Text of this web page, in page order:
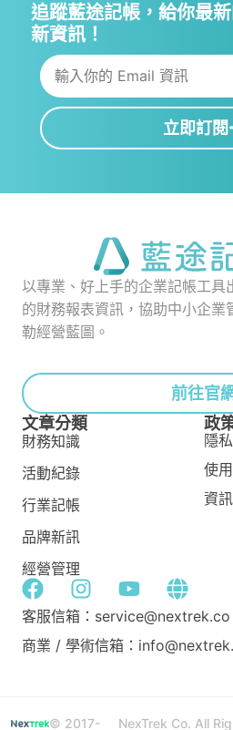
追蹤藍途記帳，給你最
新資訊！
立即訂閱
以專業、好上手的企業記帳工具
的財務報表資訊，協助中小企業
勒經營藍圖。
前往官
文章分類
財務知識
活動紀錄
行業記帳
品牌新訊
經營管理
政
隱
使
資
客服信箱：service@nextrek.co
商業 / 學術信箱：
© 2017- NexTrek Co. All